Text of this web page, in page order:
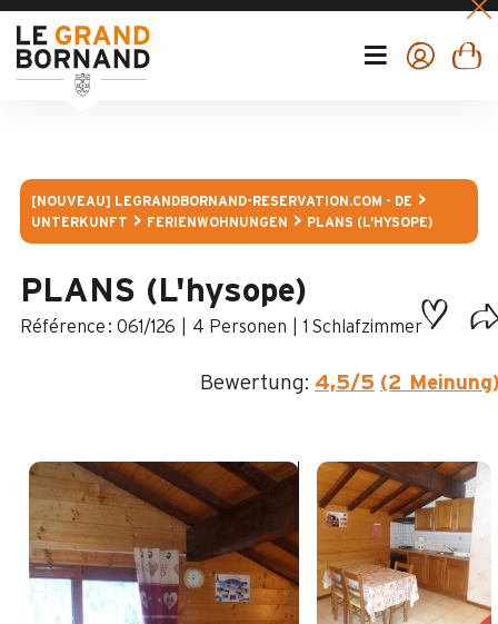
[NOUVEAU] LEGRANDBORNAND-RESERVATION.COM - DE
UNTERKUNFT
FERIENWOHNUNGEN PLANS (L'HYSOPE)
PLANS (L'hysope)
: 061/126 4 Personen 1 Schlafzimmer
Bewertung: 4,5/5 (2